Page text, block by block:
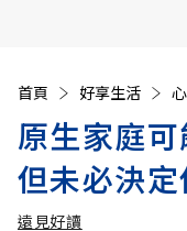
首頁 好享生活
原生家庭可
但未必決定
遠見好讀